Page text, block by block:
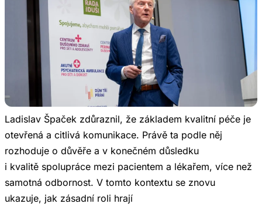
Ladislav Špaček zdůraznil, že základem kvalitní péče je
otevřená a citlivá komunikace. Právě ta podle něj
rozhoduje o důvěře a v konečném důsledku
i kvalitě spolupráce mezi pacientem a lékařem, více než
samotná odbornost. V tomto kontextu se znovu
ukazuje, jak zásadní roli hrají